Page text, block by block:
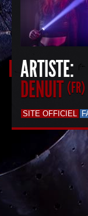
ARTISTE:
DENUIT (FR)
SITE OFFICIEL